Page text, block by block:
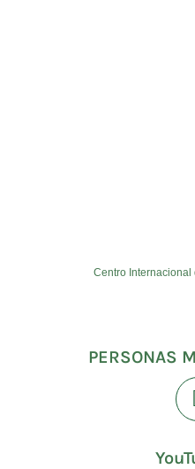
Centro Internacional
PERSONAS